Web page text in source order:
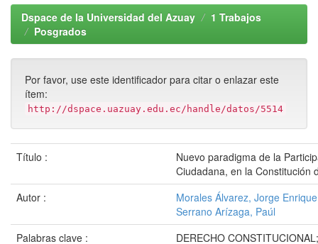
Dspace de la Universidad del Azuay
1 Trabajos
Posgrados
Por favor, use este identificador para citar o enlazar este
ítem:
http://dspace.uazuay.edu.ec/handle/datos/5514
Título :
Nuevo paradigma de la
Ciudadana, en la Constitución
Autor :
Morales Álvarez, Jorge Enrique
Serrano Arízaga, Paúl
Palabras clave :
DERECHO